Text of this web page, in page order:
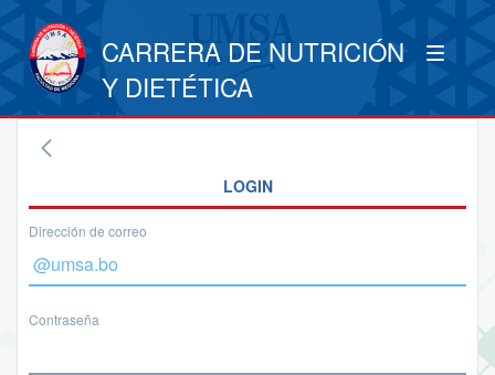
CARRERA DE NUTRICIÓN
Y DIETÉTICA
LOGIN
Dirección de correo
Contraseña